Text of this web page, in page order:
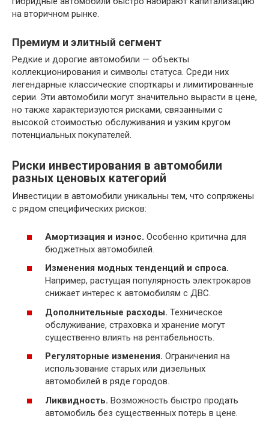
на вторичном рынке.
Премиум и элитный сегмент
Редкие и дорогие автомобили — объекты
коллекционирования и символы статуса. Среди них
легендарные классические спорткары и лимитированные
серии. Эти автомобили могут значительно вырасти в цене,
но также характеризуются рисками, связанными с
высокой стоимостью обслуживания и узким кругом
потенциальных покупателей.
Риски инвестирования в автомобили
разных ценовых категорий
Инвестиции в автомобили уникальны тем, что сопряжены
с рядом специфических рисков:
Амортизация и износ. Особенно критична для
бюджетных автомобилей.
Изменения модных тенденций и спроса.
Например, растущая популярность электрокаров
снижает интерес к автомобилям с ДВС.
Дополнительные расходы. Техническое
обслуживание, страховка и хранение могут
существенно влиять на рентабельность.
Регуляторные изменения. Ограничения на
использование старых или дизельных
автомобилей в ряде городов.
Ликвидность. Возможность быстро продать
автомобиль без существенных потерь в цене.